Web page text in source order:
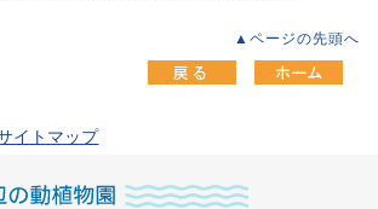
▲ページの先頭へ
イトマップ